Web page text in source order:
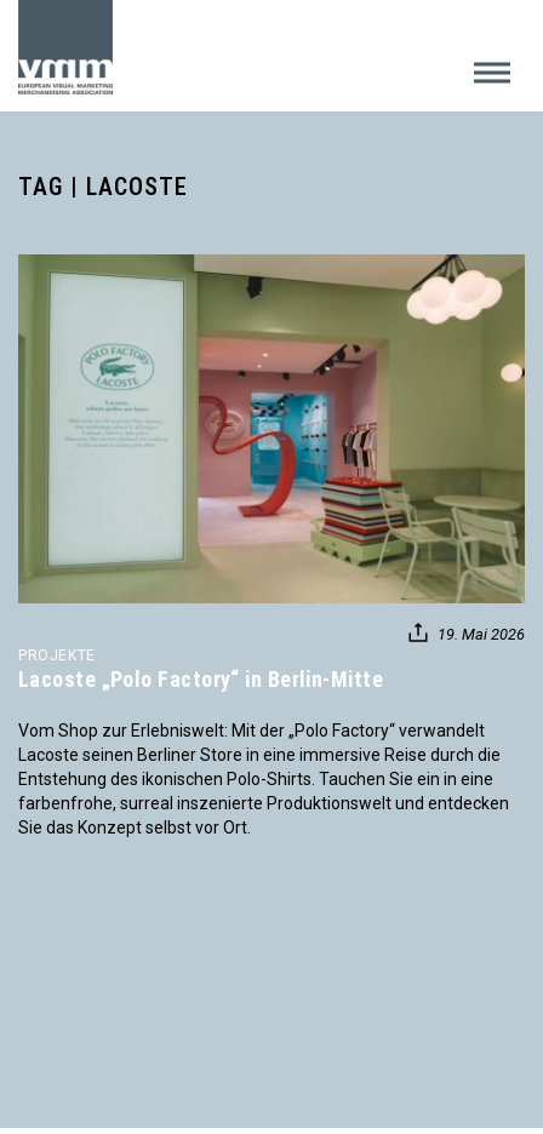
TAG | LACOSTE
19. Mai 2026
PROJEKTE
Lacoste „Polo Factory“ in Berlin-Mitte
Vom Shop zur Erlebniswelt: Mit der „Polo Factory“ verwandelt
Lacoste seinen Berliner Store in eine immersive Reise durch die
Entstehung des ikonischen Polo-Shirts. Tauchen Sie ein in eine
farbenfrohe, surreal inszenierte Produktionswelt und entdecken
Sie das Konzept selbst vor Ort.